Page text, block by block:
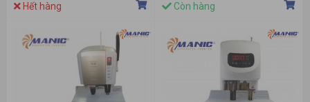
Hết hàng Còn hàng